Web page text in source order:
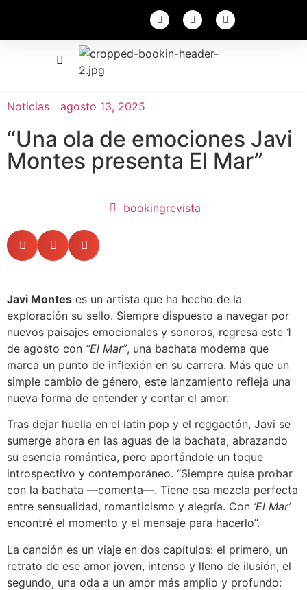
Noticias agosto 13, 2025
“Una ola de emociones Javi
Montes presenta El Mar”
bookingrevista
Javi Montes es un artista que ha hecho de la
exploración su sello. Siempre dispuesto a navegar por
nuevos paisajes emocionales y sonoros, regresa este 1
de agosto con “El Mar”, una bachata moderna que
marca un punto de inflexión en su carrera. Más que un
simple cambio de género, este lanzamiento refleja una
nueva forma de entender y contar el amor.
Tras dejar huella en el latin pop y el reggaetón, Javi se
sumerge ahora en las aguas de la bachata, abrazando
su esencia romántica, pero aportándole un toque
introspectivo y contemporáneo. “Siempre quise probar
con la bachata —comenta—. Tiene esa mezcla perfecta
entre sensualidad, romanticismo y alegría. Con ‘El Mar’
encontré el momento y el mensaje para hacerlo”.
La canción es un viaje en dos capítulos: el primero, un
retrato de ese amor joven, intenso y lleno de ilusión; el
segundo, una oda a un amor más amplio y profundo: